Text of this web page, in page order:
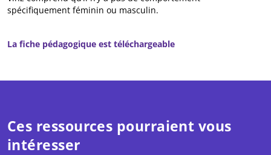
spécifiquement féminin ou masculin.
La fiche pédagogique est téléchargeable
Ces ressources pourraient vous
intéresser